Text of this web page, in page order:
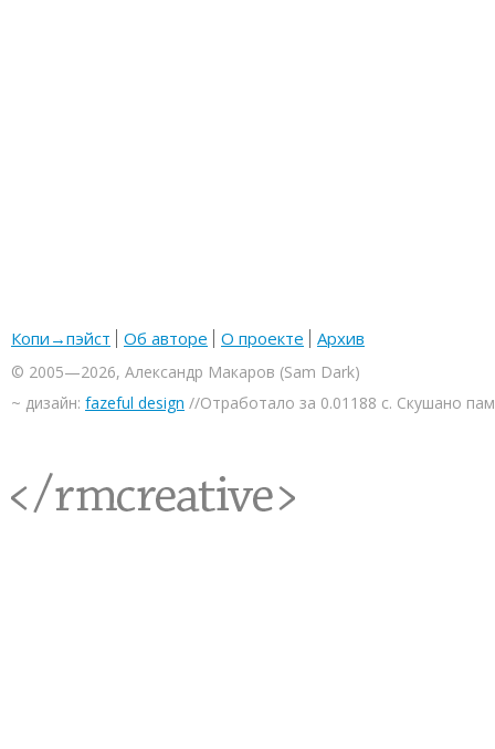
Копи→пэйст Об авторе О проекте Архив
© 2005—2026, Александр Макаров (Sam Dark)
~ дизайн: fazeful design //Отработало за 0.01188 с. Скушано
<rmcreative/>